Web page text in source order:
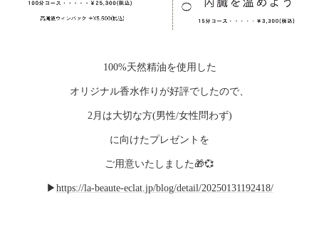
100%天然精油を使用した
オリジナル香水作りが好評でしたので、
2月は大切な方(男性/女性問わず)
に向けたプレゼントを
ご用意いたしました🎁💞
▶︎ https://la-beaute-eclat.jp/blog/detail/20250131192418/